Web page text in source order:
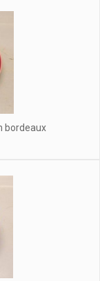
bordeaux